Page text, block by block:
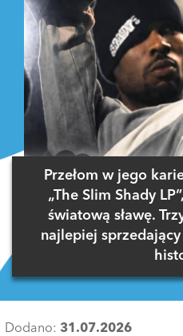
Przełom w jego
„The Slim Shady
światową sławę.
najlepiej
Dodano: 31.07.2026